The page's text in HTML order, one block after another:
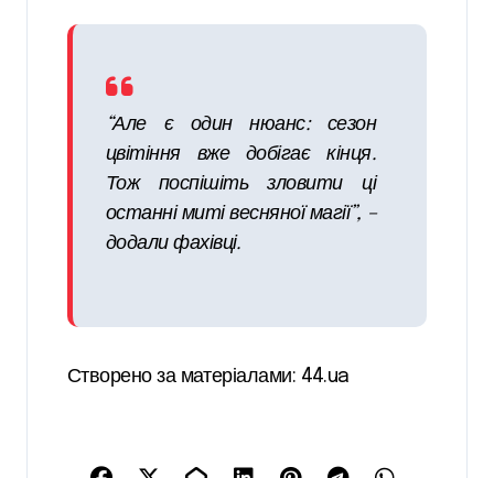
“Але є один нюанс: сезон
цвітіння вже добігає кінця.
Тож поспішіть зловити ці
останні миті весняної магії”, –
додали фахівці.
Створено за матеріалами: 44.ua